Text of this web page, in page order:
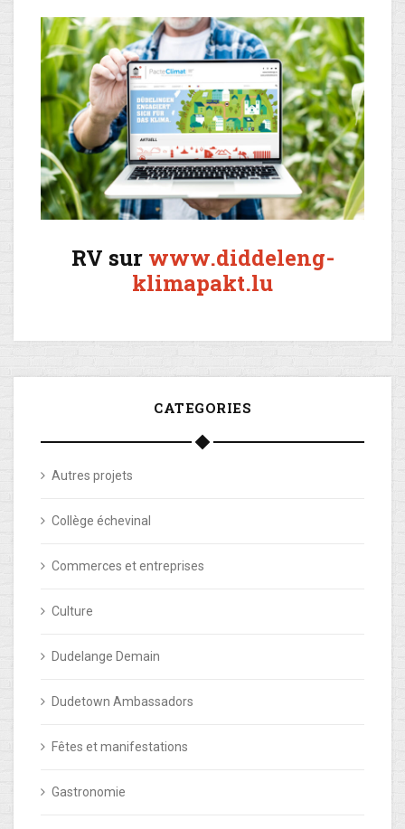
RV sur www.diddeleng-
klimapakt.lu
CATEGORIES
Autres projets
Collège échevinal
Commerces et entreprises
Culture
Dudelange Demain
Dudetown Ambassadors
Fêtes et manifestations
Gastronomie